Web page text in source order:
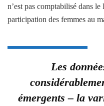
n’est pas comptabilisé dans
participation des femmes au
Les
émergents – la